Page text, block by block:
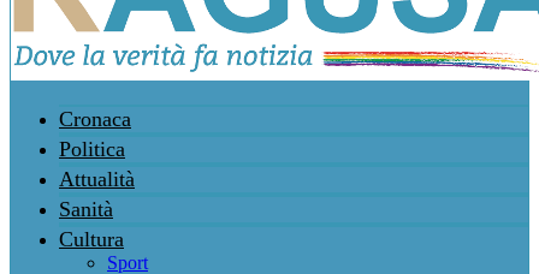
Cronaca
Politica
Attualità
Sanità
Cultura
Sport